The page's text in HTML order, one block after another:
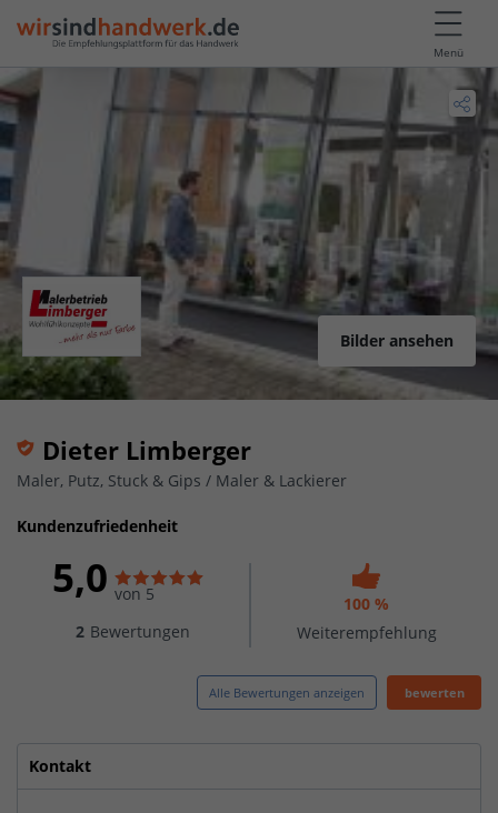
Menü
Bilder ansehen
Dieter Limberger
Maler, Putz, Stuck & Gips / Maler & Lackierer
Kundenzufriedenheit
5,0 von 5
2 Bewertungen
100 %
Weiterempfehlung
Alle Bewertungen anzeigen bewerten
Kontakt